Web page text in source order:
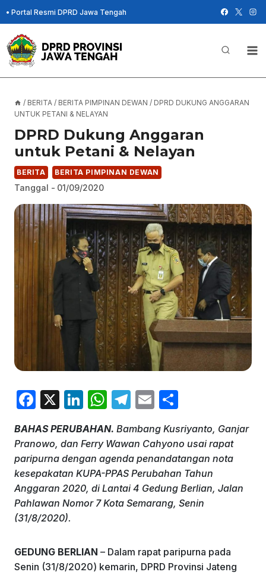
Skip
to
content
• Portal Resmi DPRD Jawa Tengah
/ BERITA / BERITA PIMPINAN DEWAN / DPRD DUKUNG ANGGARAN
UNTUK PETANI & NELAYAN
DPRD Dukung Anggaran
untuk Petani & Nelayan
BERITA BERITA PIMPINAN DEWAN
Tanggal - 01/09/2020
F
c
e
b
o
o
X
Li
k
e
dI
n
W
at
s
A
p
p
T
e
gr
a
m
E
ai
l
ar
e
BAHAS PERUBAHAN. Bambang Kusriyanto, Ganjar
Pranowo, dan Ferry Wawan Cahyono usai rapat
paripurna dengan agenda penandatangan nota
kesepakatan KUPA-PPAS Perubahan Tahun
Anggaran 2020, di Lantai 4 Gedung Berlian, Jalan
Pahlawan Nomor 7 Kota Semarang, Senin
(31/8/2020).
GEDUNG BERLIAN – Dalam rapat paripurna pada
Senin (31/8/2020) kemarin, DPRD Provinsi Jateng